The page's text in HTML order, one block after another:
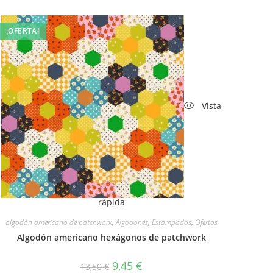
¡OFERTA!
Vista
rápida
algodón americano de patchwork,Algodones, Estampados, Ofertas
Algodón americano hexágonos de patchwork
13,50€ El
9,45 €El